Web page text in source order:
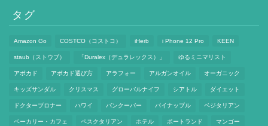
タグ
Amazon Go COSTCO（コストコ） iHerb i Phone 12 Pro KEEN
staub（ストウブ） 「Duralex（デュラレックス）」 ゆるミニマリスト
アボカド アボカド選び方 アラフォー アルガンオイル オーガニック
キッズサンダル クリスマス グローバルナイフ シアトル ダイエット
ドクターブロナー ハワイ バンクーバー パイナップル ベジタリアン
ベーカリー・カフェ ペスクタリアン ホテル ポートランド マンゴー